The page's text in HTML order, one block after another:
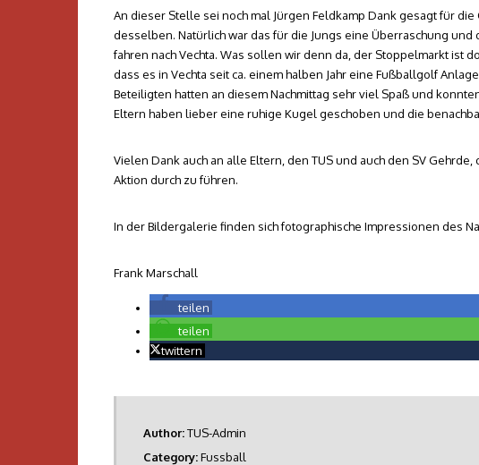
An dieser Stelle sei noch mal Jürgen Feldkamp Dank gesagt für
desselben. Natürlich war das für die Jungs eine Überraschung
fahren nach Vechta. Was sollen wir denn da, der Stoppelmarkt ist
dass es in Vechta seit ca. einem halben Jahr eine Fußballgolf
Beteiligten hatten an diesem Nachmittag sehr viel Spaß und
Eltern haben lieber eine ruhige Kugel geschoben und die
Vielen Dank auch an alle Eltern, den TUS und auch den SV
Aktion durch zu führen.
In der Bildergalerie finden sich fotographische Impressionen des
Frank Marschall
teilen
teilen
twittern
Author:TUS-Admin
Category:Fussball